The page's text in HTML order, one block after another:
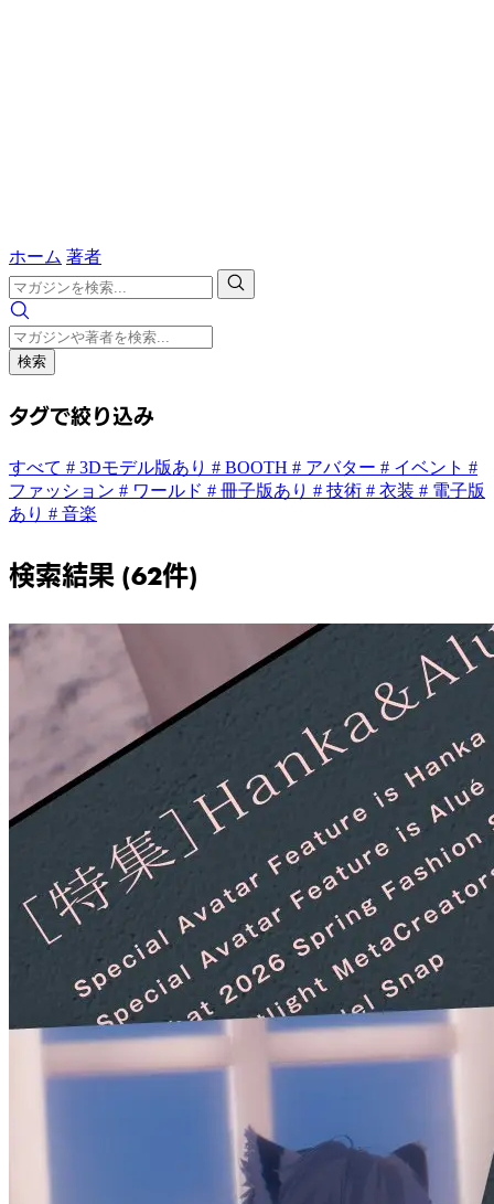
ホーム 著者
検索
タグで絞り込み
すべて # 3Dモデル版あり # BOOTH # アバター # イベント #
ファッション # ワールド # 冊子版あり # 技術 # 衣装 # 電子版
あり # 音楽
検索結果 (62件)